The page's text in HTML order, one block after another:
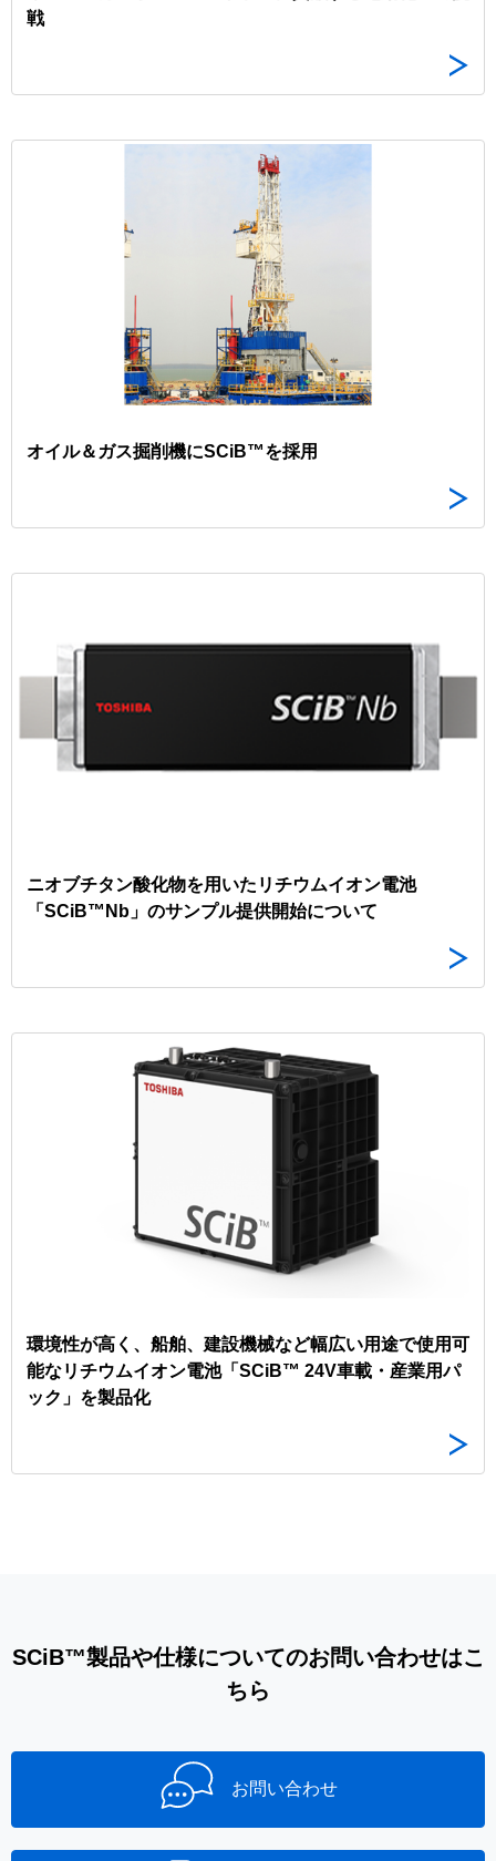
戦
オイル＆ガス掘削機にSCiB™を採用
ニオブチタン酸化物を用いたリチウムイオン電池
「SCiB™Nb」のサンプル提供開始について
環境性が高く、船舶、建設機械など幅広い用途で使用可
能なリチウムイオン電池「SCiB™ 24V車載・産業用パ
ック」を製品化
SCiB™製品や仕様についてのお問い合わせはこ
ちら
お問い合わせ